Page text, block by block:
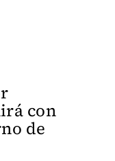
con
de